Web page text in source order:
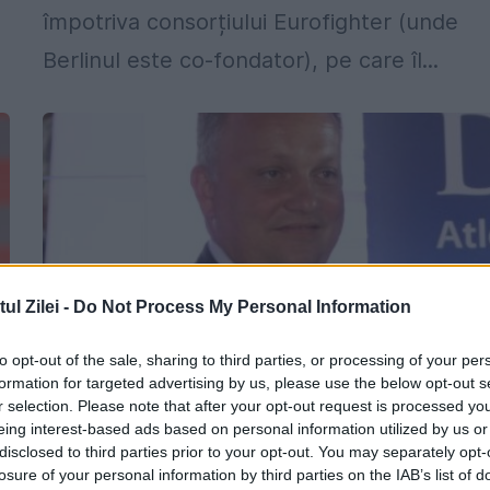
Zilei - Do Not Process My Personal Information
opt-out of the sale, sharing to third parties, or processing of your
for targeted advertising by us, please use the below opt-out
selection. Please note that after your opt-out request is processed
interest-based ads based on personal information utilized by us
to third parties prior to your opt-out. You may separately
of your personal information by third parties on the IAB’s list of
împotriva consorțiului Eurofighter (unde
Berlinul este co-fondator), pe care îl...
Dosarul „EADS-Microsoft”. Prietenii lui
Florică din Guvern recunosc relațiile